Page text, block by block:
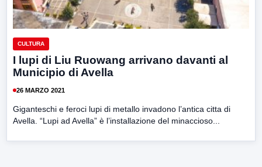
CULTURA
I lupi di Liu Ruowang arrivano davanti al
Municipio di Avella
26 MARZO 2021
Giganteschi e feroci lupi di metallo invadono l’antica citta di
Avella. “Lupi ad Avella” è l’installazione del minaccioso...